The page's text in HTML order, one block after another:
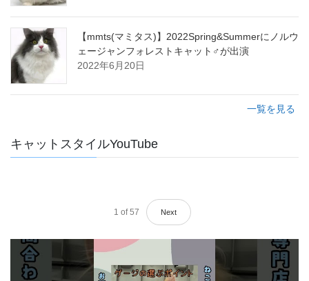
【mmts(マミタス)】2022Spring&Summerにノルウ
ェージャンフォレストキャット♂が出演
2022年6月20日
一覧を見る
キャットスタイルYouTube
1 of 57 Next